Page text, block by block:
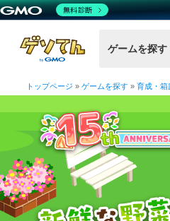
ゲームを探す
トップページ » ゲームを探す » 育成・箱
無料診断